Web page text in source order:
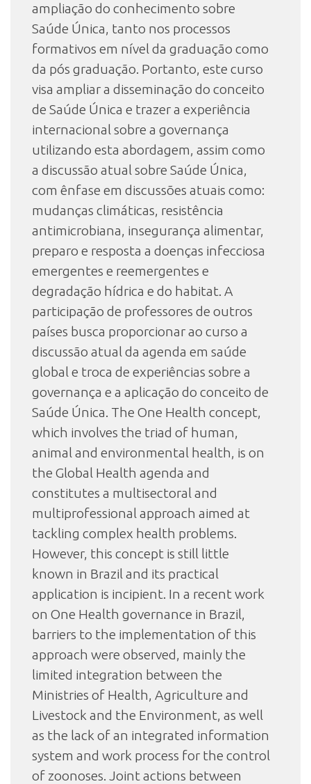
ampliação do conhecimento sobre
Saúde Única, tanto nos processos
formativos em nível da graduação como
da pós graduação. Portanto, este curso
visa ampliar a disseminação do conceito
de Saúde Única e trazer a experiência
internacional sobre a governança
utilizando esta abordagem, assim como
a discussão atual sobre Saúde Única,
com ênfase em discussões atuais como:
mudanças climáticas, resistência
antimicrobiana, insegurança alimentar,
preparo e resposta a doenças infecciosa
emergentes e reemergentes e
degradação hídrica e do habitat. A
participação de professores de outros
países busca proporcionar ao curso a
discussão atual da agenda em saúde
global e troca de experiências sobre a
governança e a aplicação do conceito de
Saúde Única. The One Health concept,
which involves the triad of human,
animal and environmental health, is on
the Global Health agenda and
constitutes a multisectoral and
multiprofessional approach aimed at
tackling complex health problems.
However, this concept is still little
known in Brazil and its practical
application is incipient. In a recent work
on One Health governance in Brazil,
barriers to the implementation of this
approach were observed, mainly the
limited integration between the
Ministries of Health, Agriculture and
Livestock and the Environment, as well
as the lack of an integrated information
system and work process for the control
of zoonoses. Joint actions between